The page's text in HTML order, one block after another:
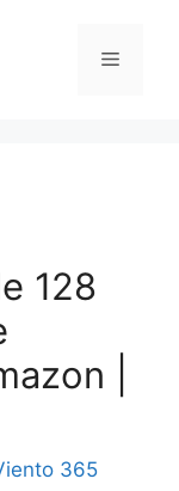
Menú
128
|
365